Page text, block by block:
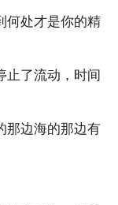
何处才是你的精
止了流动，时间
那边海的那边有